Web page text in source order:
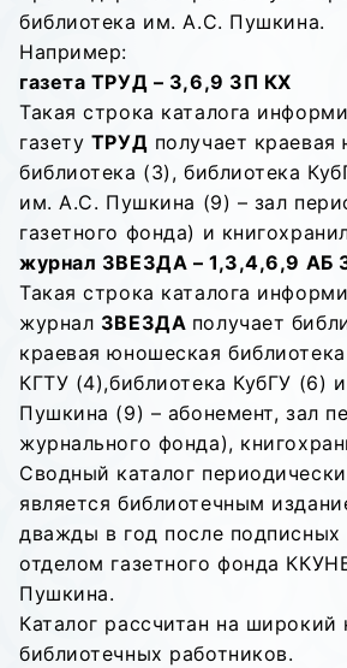
библиотека им. А.С. Пушкина.
Например:
газета ТРУД – 3,6,9 ЗП КХ
Такая строка каталога
газету ТРУД получает
библиотека (3), библиотека
им. А.С. Пушкина (9) – зал
газетного фонда) и
журнал ЗВЕЗДА – 1,3,4,6,9 АБ
Такая строка каталога
журнал ЗВЕЗДА получает
краевая юношеская
КГТУ (4),библиотека КубГУ (6)
Пушкина (9) – абонемент, зал
журнального фонда),
Сводный каталог
является библиотечным
дважды в год после подписных
отделом газетного фонда
Пушкина.
Каталог рассчитан на широкий
библиотечных работников.